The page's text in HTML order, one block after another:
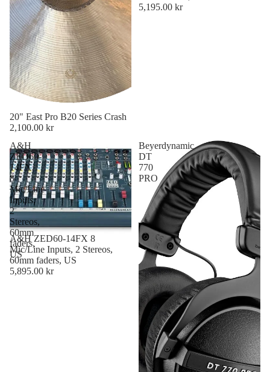
20" East Pro B20 Series Crash
2,100.00 kr
5,195.00 kr
A&H
ZED60-
14FX
8
Mic/Line
Inputs,
2
Stereos,
60mm
faders,
US
A&H ZED60-14FX 8
Mic/Line Inputs, 2 Stereos,
60mm faders, US
5,895.00 kr
Beyerdynamic
DT
770
PRO